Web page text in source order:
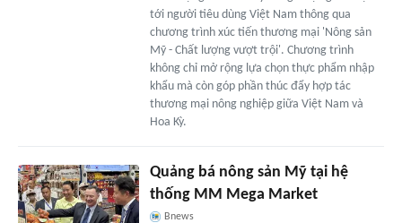
tới người tiêu dùng Việt Nam thông qua
chương trình xúc tiến thương mại 'Nông sản
Mỹ - Chất lượng vượt trội'. Chương trình
không chỉ mở rộng lựa chọn thực phẩm nhập
khẩu mà còn góp phần thúc đẩy hợp tác
thương mại nông nghiệp giữa Việt Nam và
Hoa Kỳ.
Quảng bá nông sản Mỹ tại hệ
thống MM Mega Market
Bnews